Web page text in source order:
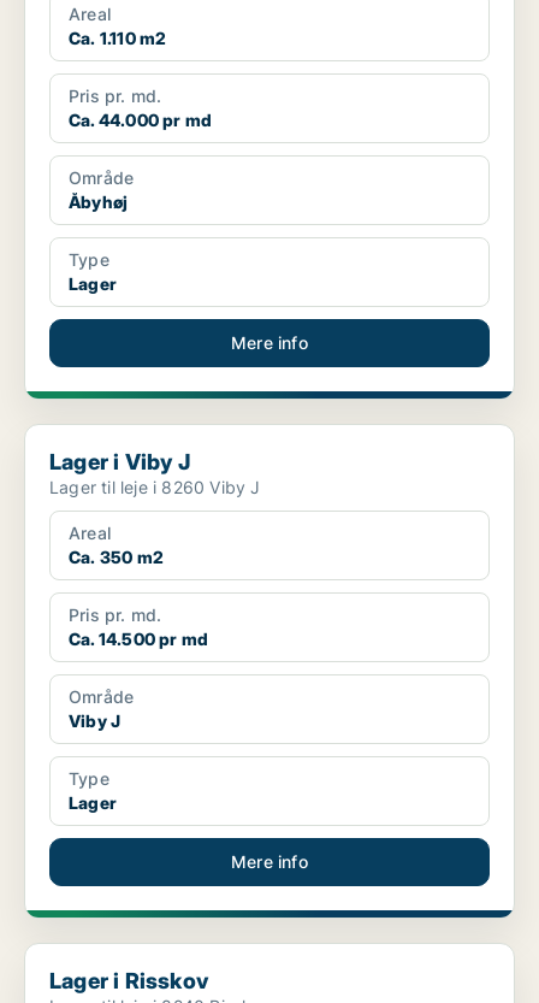
Areal
Ca. 1.110 m2
Pris pr. md.
Ca. 44.000 pr md
Område
Åbyhøj
Type
Lager
Mere info
Lager i Viby J
Lager i Viby J
Lager til leje i 8260 Viby J
Areal
Ca. 350 m2
Pris pr. md.
Ca. 14.500 pr md
Område
Viby J
Type
Lager
Mere info
Lager i Risskov
Lager i Risskov